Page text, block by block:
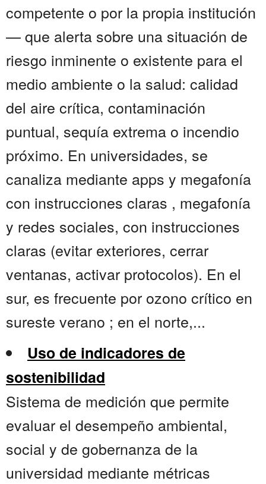
competente o por la propia institución
— que alerta sobre una situación de
riesgo inminente o existente para el
medio ambiente o la salud: calidad
del aire crítica, contaminación
puntual, sequía extrema o incendio
próximo. En universidades, se
canaliza mediante apps y megafonía
con instrucciones claras , megafonía
y redes sociales, con instrucciones
claras (evitar exteriores, cerrar
ventanas, activar protocolos). En el
sur, es frecuente por ozono crítico en
sureste verano ; en el norte,...
Uso de indicadores de
sostenibilidad
Sistema de medición que permite
evaluar el desempeño ambiental,
social y de gobernanza de la
universidad mediante métricas